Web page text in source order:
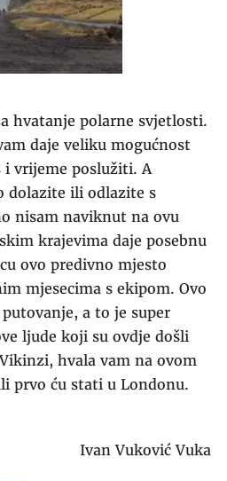
hvatanje polarne svjetlosti.
daje veliku mogućnost
i vrijeme poslužiti. A
dolazite ili odlazite s
nisam naviknut na ovu
krajevima daje posebnu
ovo predivno mjesto
mjesecima s ekipom. Ovo
a to je super
ljude koji su ovdje došli
hvala vam na ovom
prvo ću stati u Londonu.
Ivan Vuković Vuka